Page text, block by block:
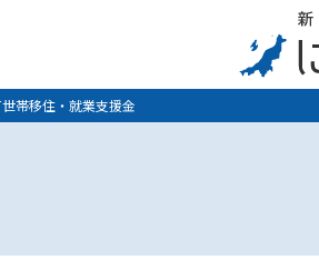
帯移住・就業支援金